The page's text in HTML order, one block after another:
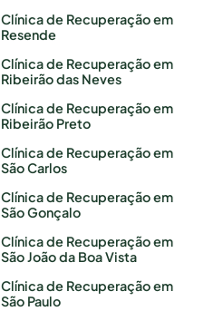
Clínica de Recuperação em
Resende
Clínica de Recuperação em
Ribeirão das Neves
Clínica de Recuperação em
Ribeirão Preto
Clínica de Recuperação em
São Carlos
Clínica de Recuperação em
São Gonçalo
Clínica de Recuperação em
São João da Boa Vista
Clínica de Recuperação em
São Paulo